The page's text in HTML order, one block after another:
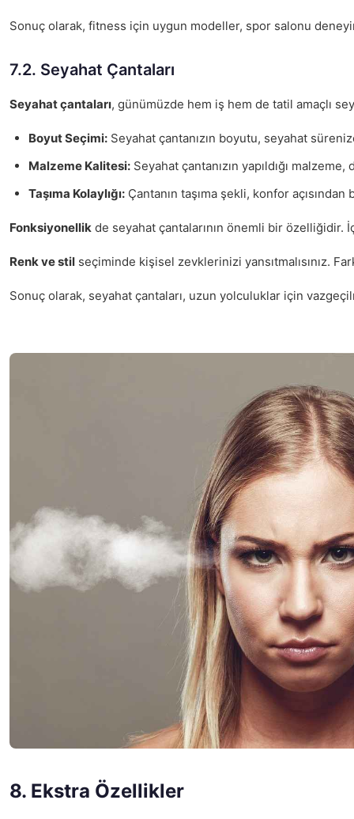
Sonuç olarak, fitness için uygun modeller, spor salonu
7.2. Seyahat Çantaları
Seyahat çantaları, günümüzde hem iş hem de tatil amaçlı
Boyut Seçimi: Seyahat çantanızın boyutu, seyahat
Malzeme Kalitesi: Seyahat çantanızın yapıldığı
Taşıma Kolaylığı: Çantanın taşıma şekli, konfor
Fonksiyonellik de seyahat çantalarının önemli bir özelliğidir.
Renk ve stil seçiminde kişisel zevklerinizi yansıtmalısınız.
Sonuç olarak, seyahat çantaları, uzun yolculuklar için
8. Ekstra Özellikler